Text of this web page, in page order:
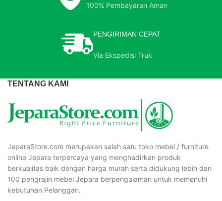
100% Pembayaran Aman
PENGIRIMAN CEPAT
Via Ekspedisi Truk
TENTANG KAMI
JeparaStore.com merupakan salah satu toko mebel / furniture
online Jepara terpercaya yang menghadirkan produk
berkualitas baik dengan harga murah serta didukung lebih dari
100 pengrajin mebel Jepara berpengalaman untuk memenuhi
kebutuhan Pelanggan.